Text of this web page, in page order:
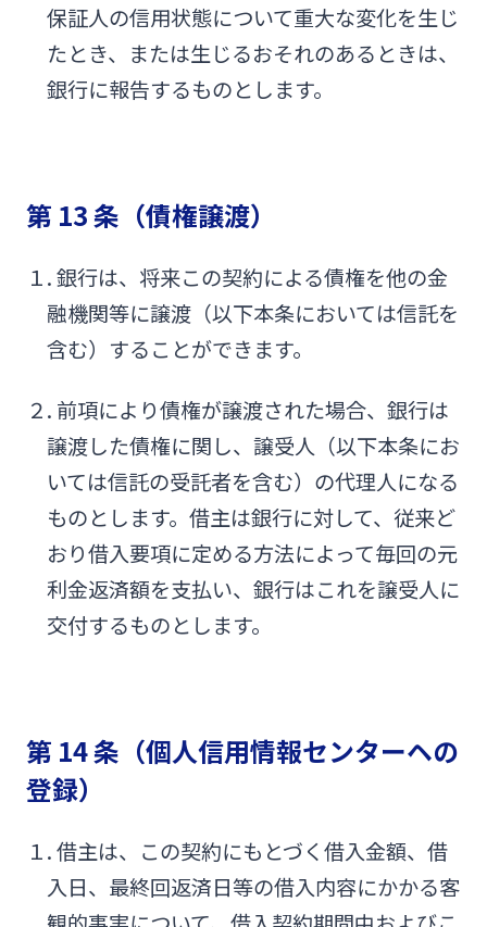
保証人の信用状態について重大な変化を生じ
たとき、または生じるおそれのあるときは、
銀行に報告するものとします。
第 13 条（債権譲渡）
１. 銀行は、将来この契約による債権を他の金
融機関等に譲渡（以下本条においては信託を
含む）することができます。
２. 前項により債権が譲渡された場合、銀行は
譲渡した債権に関し、譲受人（以下本条にお
いては信託の受託者を含む）の代理人になる
ものとします。借主は銀行に対して、従来ど
おり借入要項に定める方法によって毎回の元
利金返済額を支払い、銀行はこれを譲受人に
交付するものとします。
第 14 条（個人信用情報センターヘの
登録）
１. 借主は、この契約にもとづく借入金額、借
入日、最終回返済日等の借入内容にかかる客